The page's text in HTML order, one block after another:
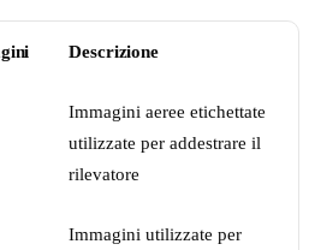
Descrizione
Immagini aeree etichettate
utilizzate per addestrare il
rilevatore
Immagini utilizzate per